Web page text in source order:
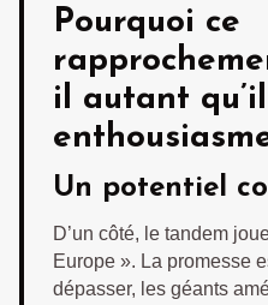
Pourquoi ce
il autant qu’il
Un potentiel
D’un côté, le tandem
Europe ». La promesse
dépasser, les géants